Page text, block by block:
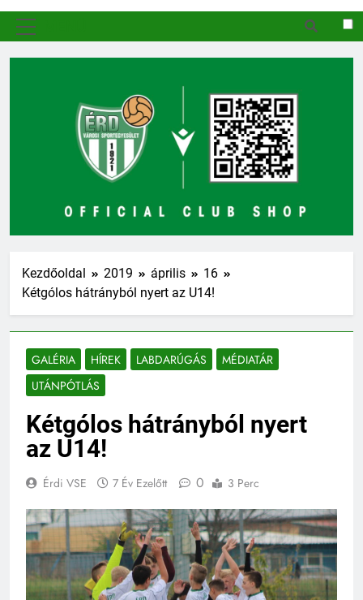
Kezdőoldal 2019 április
16
Kétgólos hátrányból nyert az U14!
GALÉRIA HÍREK LABDARÚGÁS
MÉDIATÁR
UTÁNPÓTLÁS
Kétgólos hátrányból nyert
az U14!
Érdi VSE 7 Év Ezelőtt 0 3 Perc